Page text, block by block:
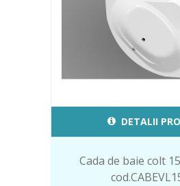
DETALII
Cada de baie colt